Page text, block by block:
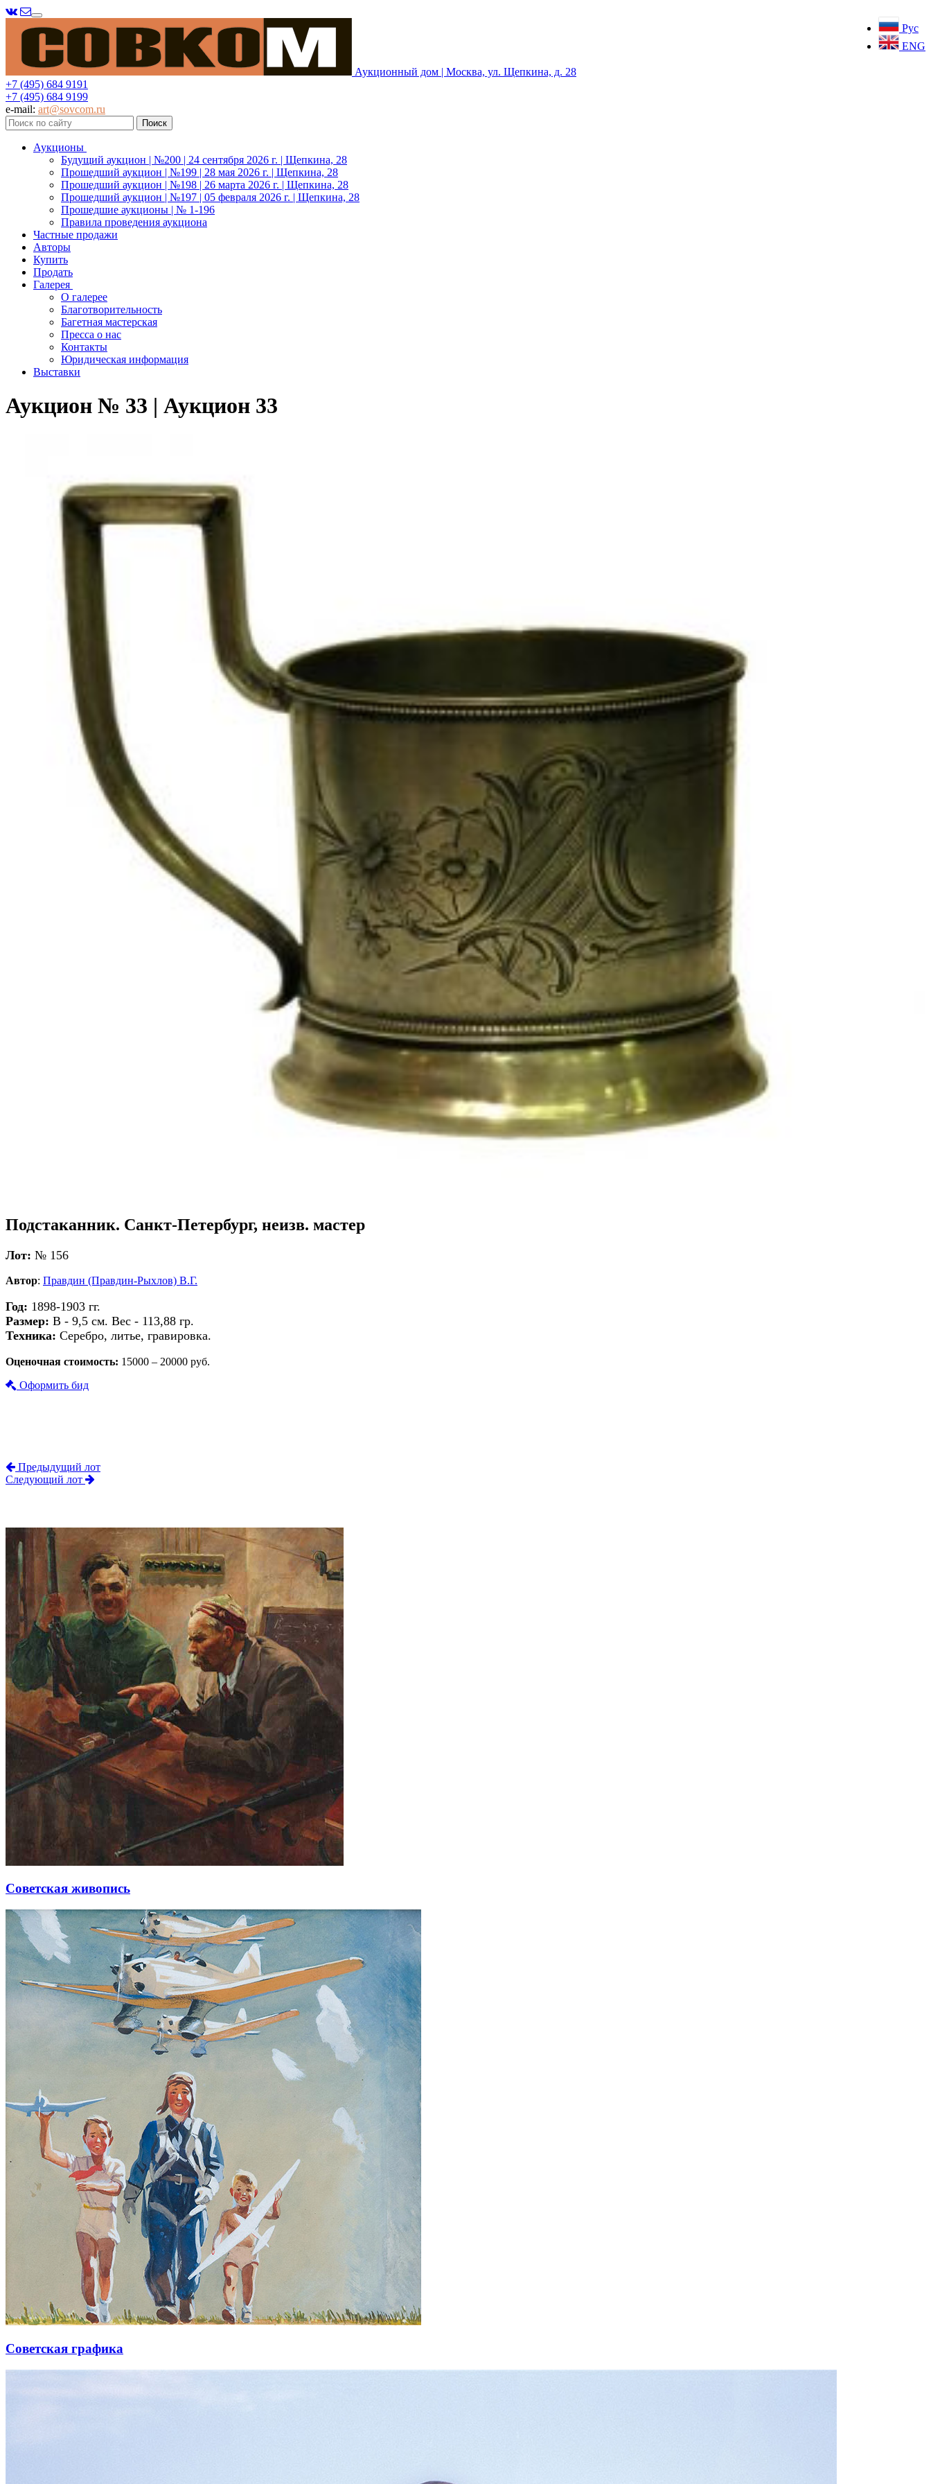
Рус
ENG
Меню
Аукционный дом | Москва, ул. Щепкина, д. 28
+7 (495) 684 9191
+7 (495) 684 9199
e-mail: art@sovcom.ru
Аукционы
Будущий аукцион | №200 | 24 сентября 2026 г. | Щепкина, 28
Прошедший аукцион | №199 | 28 мая 2026 г. | Щепкина, 28
Прошедший аукцион | №198 | 26 марта 2026 г. | Щепкина, 28
Прошедший аукцион | №197 | 05 февраля 2026 г. | Щепкина, 28
Прошедшие аукционы | № 1-196
Правила проведения аукциона
Частные продажи
Авторы
Купить
Продать
Галерея
О галерее
Благотворительность
Багетная мастерская
Пресса о нас
Контакты
Юридическая информация
Выставки
Аукцион № 33 | Аукцион 33
Подстаканник. Санкт-Петербург, неизв. мастер
Лот: № 156
Автор: Правдин (Правдин-Рыхлов) В.Г.
Год: 1898-1903 гг.
Размер: В - 9,5 см. Вес - 113,88 гр.
Техника: Серебро, литье, гравировка.
Оценочная стоимость: 15000 – 20000 руб.
Оформить бид
Предыдущий лот
Следующий лот
Советская живопись
Советская графика